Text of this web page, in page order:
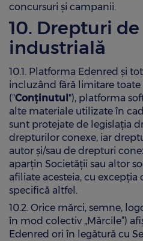
concursuri și campanii.
10. Drepturi
industrială
10.1. Platforma Edenred și
incluzând fără limitare
("Conținutul"), platforma
alte materiale utilizate în
sunt protejate de legislația
drepturilor conexe, iar
autor și/sau de drepturi
aparțin Societății sau altor
afiliate acesteia, cu excepția
specifică altfel.
10.2. Orice mărci, semne,
în mod colectiv „Mărcile”)
Edenred ori în legătură cu